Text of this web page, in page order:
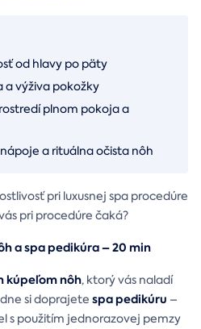
od hlavy po päty
výživa pokožky
plnom pokoja a
a rituálna očista nôh
pri luxusnej spa procedúre
pri procedúre čaká?
a spa pedikúra – 20 min
kúpeľom nôh, ktorý vás naladí
si doprajete spa pedikúru –
s použitím jednorazovej pemzy